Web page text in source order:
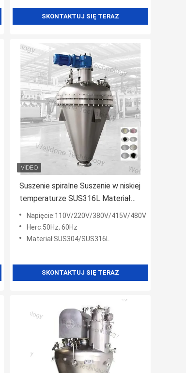
SKONTAKTUJ SIĘ TERAZ
Suszenie spiralne Suszenie w niskiej
temperaturze SUS316L Materiał
110/220 / 380V
Napięcie:110V/220V/380V/415V/480V
Herc:50Hz, 60Hz
Materiał:SUS304/SUS316L
SKONTAKTUJ SIĘ TERAZ